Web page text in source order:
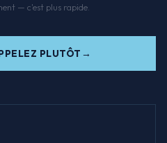
— c'est plus rapide.
PLUTÔT